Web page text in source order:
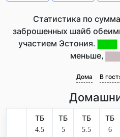
Статистика по
заброшенных шайб
участием Эстония.
меньше,
Дома В
ТБ
4.5
ТБ
5
ТБ
5.5
ТБ
6